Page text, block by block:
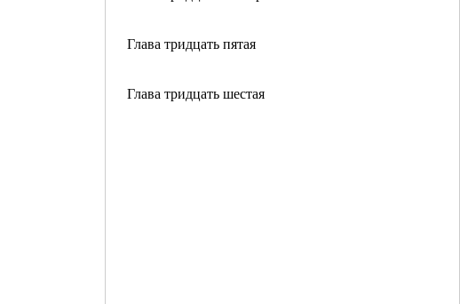
Глава тридцать пятая
Глава тридцать шестая